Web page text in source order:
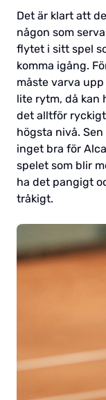
Det är klart att
någon som
flytet i sitt spel
komma igång.
måste varva
lite rytm, då kan
det alltför
högsta nivå.
inget bra för
spelet som blir
ha det pangigt
tråkigt.